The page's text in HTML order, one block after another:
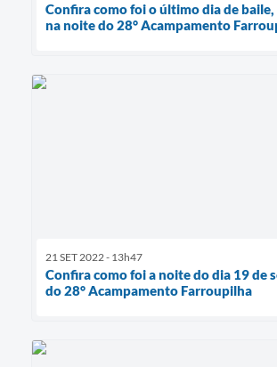
Confira como foi o último dia de
na noite do 28° Acampamento
21 SET 2022 - 13h47
Confira como foi a noite do dia 19 de
do 28° Acampamento Farroupilha